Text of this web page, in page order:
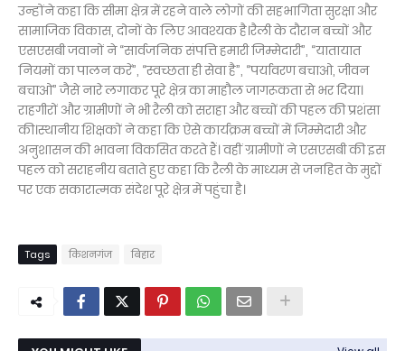
उन्होंने कहा कि सीमा क्षेत्र में रहने वाले लोगों की सहभागिता सुरक्षा और
सामाजिक विकास, दोनों के लिए आवश्यक है।रैली के दौरान बच्चों और
एसएसबी जवानों ने “सार्वजनिक संपत्ति हमारी जिम्मेदारी”, “यातायात
नियमों का पालन करें”, “स्वच्छता ही सेवा है”, “पर्यावरण बचाओ, जीवन
बचाओ” जैसे नारे लगाकर पूरे क्षेत्र का माहौल जागरूकता से भर दिया।
राहगीरों और ग्रामीणों ने भी रैली को सराहा और बच्चों की पहल की प्रशंसा
की।स्थानीय शिक्षकों ने कहा कि ऐसे कार्यक्रम बच्चों में जिम्मेदारी और
अनुशासन की भावना विकसित करते हैं। वहीं ग्रामीणों ने एसएसबी की इस
पहल को सराहनीय बताते हुए कहा कि रैली के माध्यम से जनहित के मुद्दों
पर एक सकारात्मक संदेश पूरे क्षेत्र में पहुंचा है।
Tags किशनगंज बिहार